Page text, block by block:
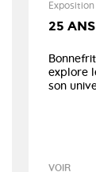
Exposition
25
explore
son
VOIR